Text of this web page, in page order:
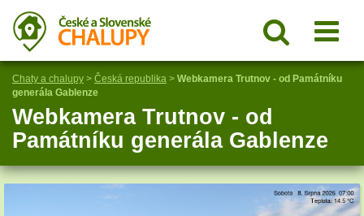
Chaty a chalupy > Česká republika > Webkamera Trutnov - od Památníku
generála Gablenze
Webkamera Trutnov - od
Památníku generála Gablenze